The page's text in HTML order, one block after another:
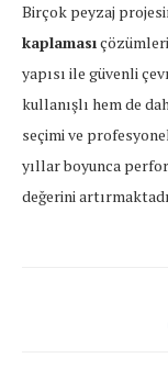
Birçok peyzaj
kaplaması
yapısı ile güvenli
kullanışlı hem de
seçimi ve
yıllar boyunca
değerini